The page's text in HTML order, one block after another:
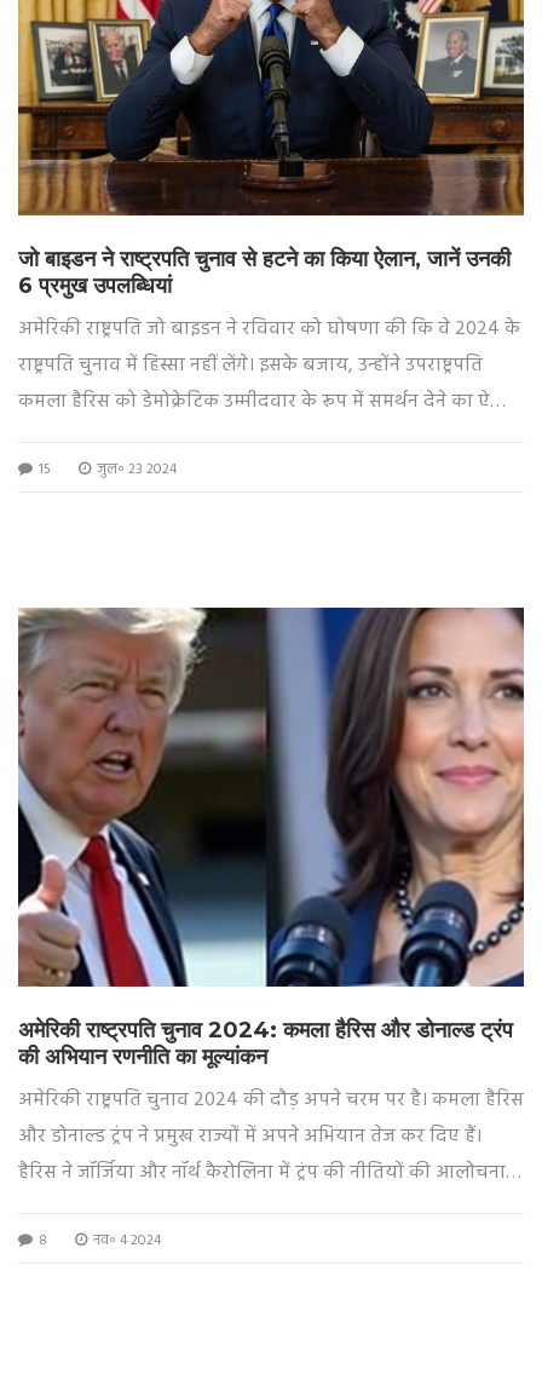
जो बाइडन ने राष्ट्रपति चुनाव से हटने का किया ऐलान, जानें उनकी
6 प्रमुख उपलब्धियां
अमेरिकी राष्ट्रपति जो बाइडन ने रविवार को घोषणा की कि वे 2024 के
राष्ट्रपति चुनाव में हिस्सा नहीं लेंगे। इसके बजाय, उन्होंने उपराष्ट्रपति
कमला हैरिस को डेमोक्रेटिक उम्मीदवार के रूप में समर्थन देने का ऐलान
की हैं।
15 जुल॰ 23 2024
अमेरिकी राष्ट्रपति चुनाव 2024: कमला हैरिस और डोनाल्ड ट्रंप
की अभियान रणनीति का मूल्यांकन
अमेरिकी राष्ट्रपति चुनाव 2024 की दौड़ अपने चरम पर है। कमला हैरिस
और डोनाल्ड ट्रंप ने प्रमुख राज्यों में अपने अभियान तेज कर दिए हैं।
हैरिस ने जॉर्जिया और नॉर्थ कैरोलिना में ट्रंप की नीतियों की आलोचना
दर्शाते हैं कि सात महत्वपूर्ण स्विंग राज्यों में मुकाबला कड़ा है।
8 नव॰ 4 2024